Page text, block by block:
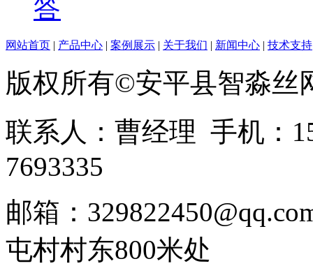
答
网站首页 | 产品中心 | 案例展示 | 关于我们 | 新闻中心 | 技术支持
版权所有©安平县智淼丝
联系人：曹经理 手机：
7693335
邮箱：
屯村村东800米处